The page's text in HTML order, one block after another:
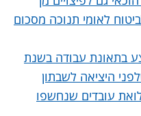
לאומי תנוכה מסכום
בתאונת עבודה בשנת
היציאה לשבתון
עובדים שנחשפו